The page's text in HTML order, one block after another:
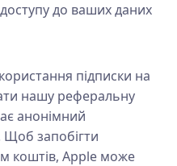
до ваших даних
підписки на
нашу реферальну
анонімний
Щоб запобігти
коштів, Apple може